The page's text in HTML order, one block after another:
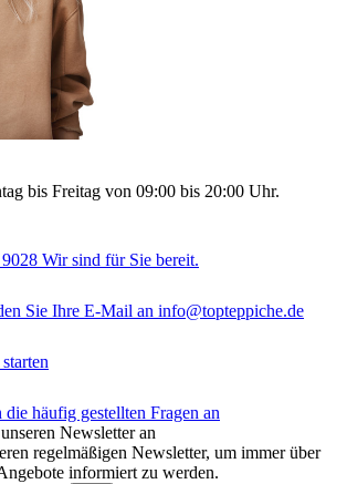
bis Freitag von 09:00 bis 20:00 Uhr.
Wir sind für Sie bereit.
Sie Ihre E-Mail an info@topteppiche.de
die häufig gestellten Fragen an
Newsletter an
regelmäßigen Newsletter, um immer über
informiert zu werden.